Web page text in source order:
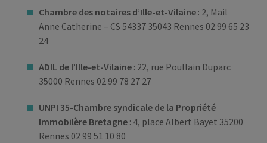
Chambre des notaires d’Ille-et-Vilaine : 2, Mail
Anne Catherine – CS 54337 35043 Rennes 02 99 65 23
24
ADIL de l’Ille-et-Vilaine : 22, rue Poullain Duparc
35000 Rennes 02 99 78 27 27
UNPI 35-Chambre syndicale de la Propriété
Immobilère Bretagne : 4, place Albert Bayet 35200
Rennes 02 99 51 10 80